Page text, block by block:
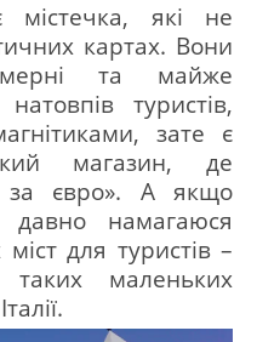
містечка, які не
картах. Вони
та майже
туристів,
зате є
магазин, де
євро».
А якщо
намагаюся
для туристів –
маленьких